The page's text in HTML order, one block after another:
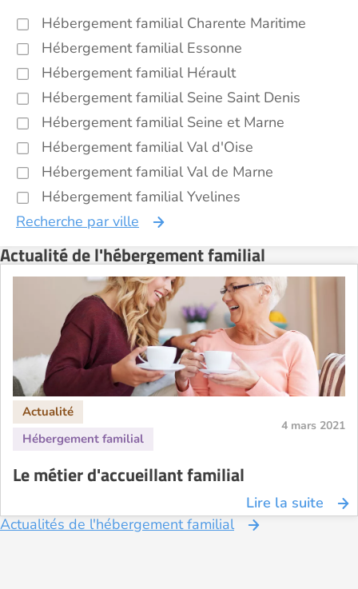
Hébergement familial Charente Maritime
Hébergement familial Essonne
Hébergement familial Hérault
Hébergement familial Seine Saint Denis
Hébergement familial Seine et Marne
Hébergement familial Val d'Oise
Hébergement familial Val de Marne
Hébergement familial Yvelines
Recherche par ville
Actualité de l'hébergement familial
4 mars 2021
Le métier d'accueillant familial
Lire la suite
Actualités de l'hébergement familial